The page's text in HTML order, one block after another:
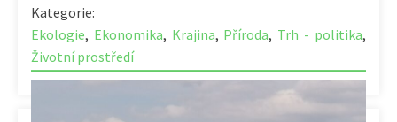
Kategorie:
Ekologie, Ekonomika, Krajina, Příroda, Trh - politika,
Životní prostředí